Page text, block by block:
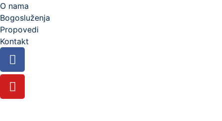
O nama
Bogosluženja
Propovedi
Kontakt